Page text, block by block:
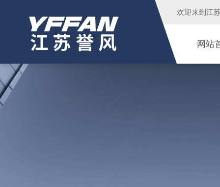
欢迎来到 江
网站